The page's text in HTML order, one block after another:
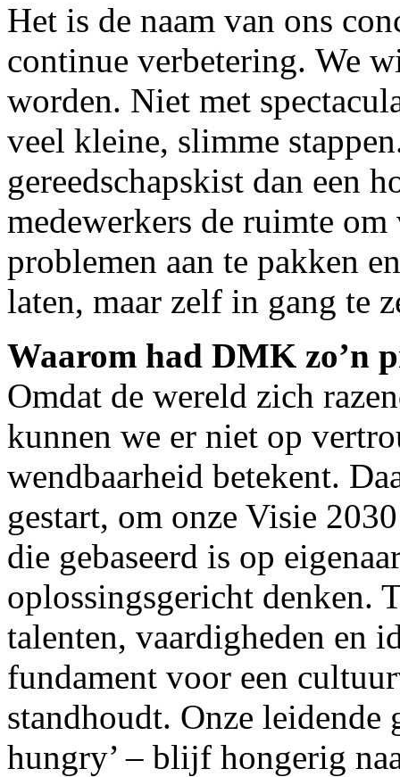
Het is de naam van ons
continue verbetering. We
worden. Niet met
veel kleine, slimme
gereedschapskist dan een
medewerkers de ruimte
problemen aan te pakken
laten, maar zelf in gang te
Waarom had DMK zo’n
Omdat de wereld zich
kunnen we er niet op
wendbaarheid betekent.
gestart, om onze Visie
die gebaseerd is op
oplossingsgericht denken.
talenten, vaardigheden en
fundament voor een
standhoudt. Onze leidende
hungry’ – blijf hongerig